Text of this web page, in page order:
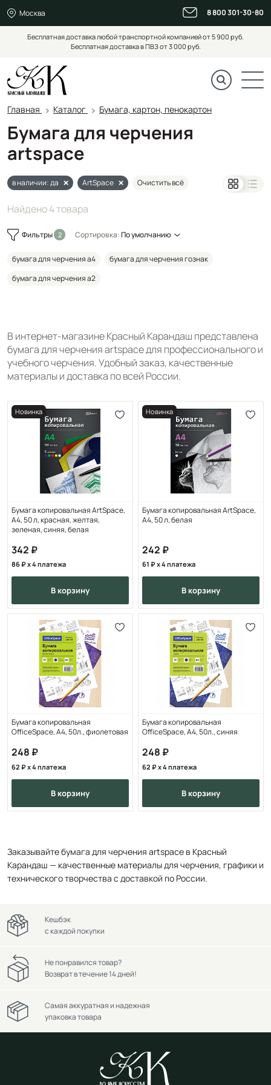
Москва 8 800 301-30-80
Бесплатная доставка любой транспортной компанией от 5 900 руб.
Бесплатная доставка в ПВЗ от 3 000 руб.
Главная Каталог Бумага, картон, пенокартон
Бумага для черчения
artspace
в наличии: да ArtSpace Очистить всё
Найдено 4 товара
Фильтры Сортировка:По умолчанию
бумага для черчения а4
бумага для черчения гознак
бумага для черчения а2
В интернет-магазине Красный Карандаш представлена
бумага для черчения artspace для профессионального и
учебного черчения. Удобный заказ, качественные
материалы и доставка по всей России.
Бумага копировальная ArtSpace,
А4, 50 л, красная, желтая,
зеленая, синяя, белая
342
86 x 4 платежа
в корзину
Новинка
Бумага копировальная ArtSpace,
А4, 50 л, белая
242
61 x 4 платежа
в корзину
Новинка
Бумага копировальная
OfficeSpace, А4, 50л., фиолетовая
248
62 x 4 платежа
в корзину
Бумага копировальная
OfficeSpace, А4, 50л., синяя
248
62 x 4 платежа
в корзину
Заказывайте бумага для черчения artspace в Красный
Карандаш — качественные материалы для черчения, графики и
технического творчества с доставкой по России.
Кешбэк
с каждой покупки
Не понравился товар?
Возврат в течение 14 дней!
Самая аккуратная и надежная
упаковка товара